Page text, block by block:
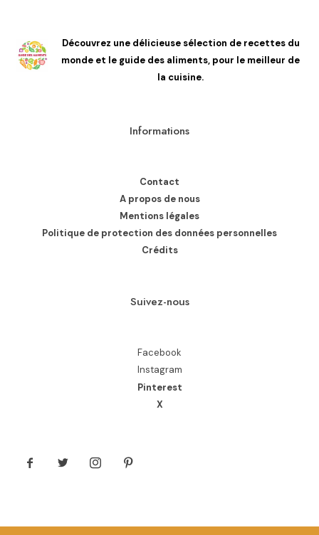
Découvrez une délicieuse sélection de recettes du
monde et le guide des aliments, pour le meilleur de
la cuisine.
Informations
Contact
A propos de nous
Mentions légales
Politique de protection des données personnelles
Crédits
Suivez-nous
Facebook
Instagram
Pinterest
X